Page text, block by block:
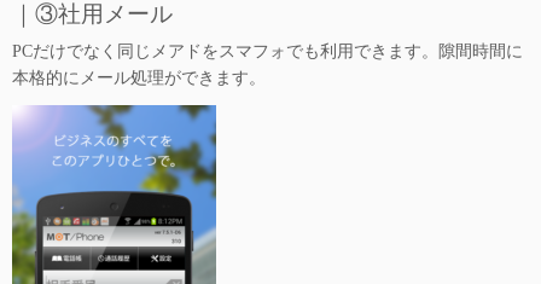
｜③社用メール
PCだけでなく同じメアドをスマフォでも利用できます。
隙間時間に
本格的にメール処理ができます。